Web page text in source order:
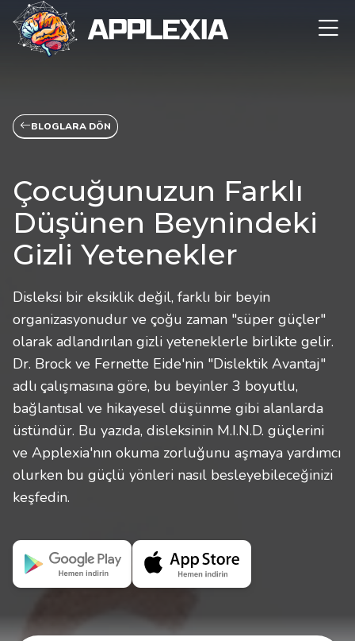
BLOGLARA DÖN
Çocuğunuzun Farklı
Düşünen Beynindeki
Gizli Yetenekler
Disleksi bir eksiklik değil, farklı bir beyin
organizasyonudur ve çoğu zaman "süper güçler"
olarak adlandırılan gizli yeteneklerle birlikte gelir.
Dr. Brock ve Fernette Eide'nin "Dislektik Avantaj"
adlı çalışmasına göre, bu beyinler 3 boyutlu,
bağlantısal ve hikayesel düşünme gibi alanlarda
üstündür. Bu yazıda, disleksinin M.I.N.D. güçlerini
ve Applexia'nın okuma zorluğunu aşmaya yardımcı
olurken bu güçlü yönleri nasıl besleyebileceğinizi
keşfedin.